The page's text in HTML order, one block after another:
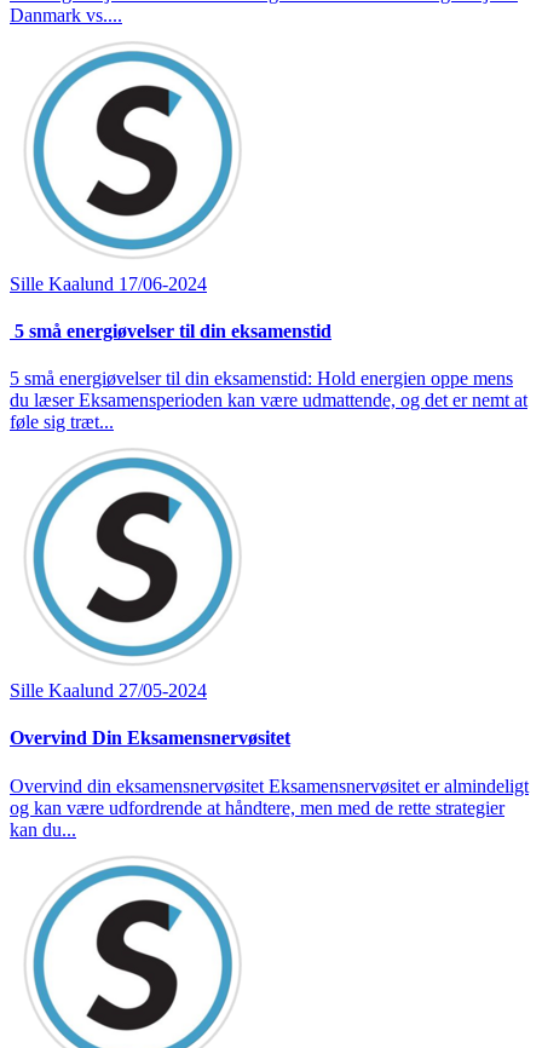
Danmark vs....
Sille Kaalund 17/06-2024
5 små energiøvelser til din eksamenstid
5 små energiøvelser til din eksamenstid: Hold energien oppe mens
du læser Eksamensperioden kan være udmattende, og det er nemt at
føle sig træt...
Sille Kaalund 27/05-2024
Overvind Din Eksamensnervøsitet
Overvind din eksamensnervøsitet Eksamensnervøsitet er almindeligt
og kan være udfordrende at håndtere, men med de rette strategier
kan du...